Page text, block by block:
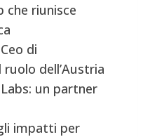
che riunisce
di
dell’Austria
un partner
impatti per